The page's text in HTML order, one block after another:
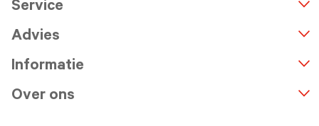
Service
Advies
Informatie
Over ons